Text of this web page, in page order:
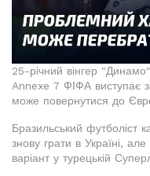
25-річний вінгер
Annexe 7 ФІФА виступає
може повернутися до
Бразильський футболіст
знову грати в Україні,
варіант у турецькій